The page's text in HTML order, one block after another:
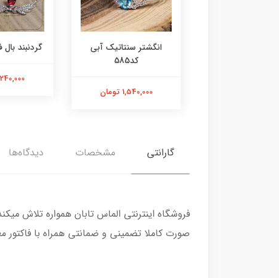
انگشتر سنتاتیک آبی
کد585
1,540,000 تومان
گردنبند بال
2,240,000
گارانتی مشخصات دیدگاه‌ها
فروشگاه اینترنتی الماس تابان همواره تلاش
صورت کاملا تضمینی و ضمانتی همراه با